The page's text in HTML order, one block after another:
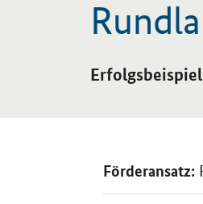
Förderansatz: